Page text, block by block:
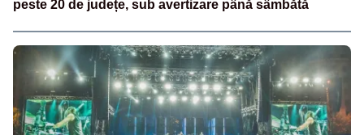
peste 20 de județe, sub avertizare până sâmbătă